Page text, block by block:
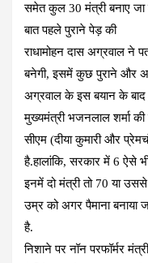
समेत कुल 30 मंत्री बनाए
बात पहले पुराने पेड़ की
राधामोहन दास अग्रवाल ने
बनेगी, इसमें कुछ पुराने और
अग्रवाल के इस बयान के बाद
मुख्यमंत्री भजनलाल शर्मा
सीएम (दीया कुमारी और
है.हालांकि, सरकार में 6 ऐसे
इनमें दो मंत्री तो 70 या
उम्र को अगर पैमाना बनाया
है.
निशाने पर नॉन परफॉर्मर मंत्री